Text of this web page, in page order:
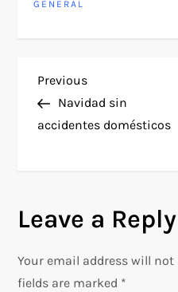
GENERAL
P
o
n
a
Previous
Post
Previous
Navidad sin
accidentes domésticos
Leave a Reply
Your email address will not
fields are marked *